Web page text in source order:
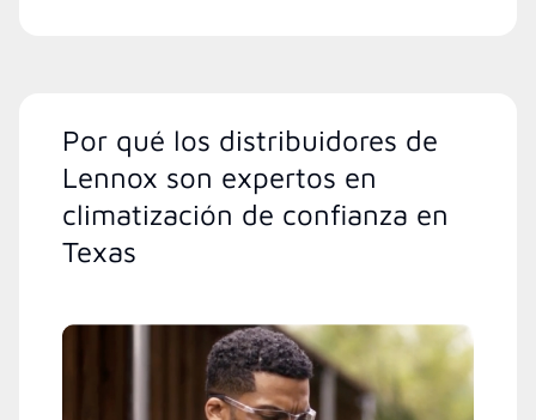
Por qué los distribuidores de
Lennox son expertos en
climatización de confianza en
Texas